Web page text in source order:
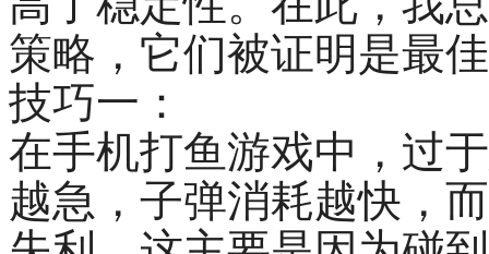
策略，它们被证明是最
技巧一：
在手机打鱼游戏中，过
越急，子弹消耗越快，